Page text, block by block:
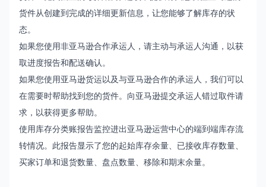
货件从创建到完成的详细更新信息，让您能够了解库存的状
态。
如果您使用非亚马逊合作承运人，请主动与承运人沟通，以获
取进度报告和配送确认。
如果您使用亚马逊货运以及与亚马逊合作的承运人，我们可以
在需要时帮助找到您的货件。向亚马逊提交承运人错过取件请
求，以获得更多帮助。
使用库存分类账报告监控进出亚马逊运营中心的端到端库存流
转情况。此报告显示了您的起始库存余量、已接收库存数量、
买家订单和退货数量、盘点数量、移除和期末余量。